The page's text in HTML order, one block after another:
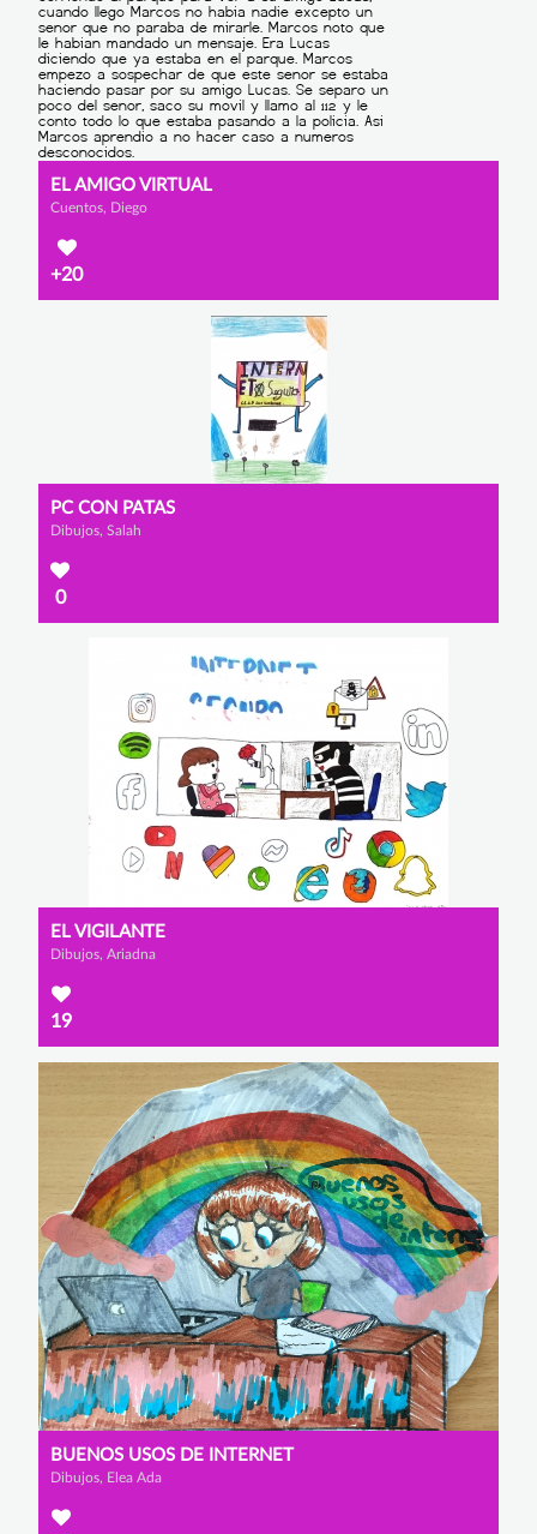
EL AMIGO VIRTUAL
Cuentos, Diego
+20
PC CON PATAS
Dibujos, Salah
0
EL VIGILANTE
Dibujos, Ariadna
19
BUENOS USOS DE INTERNET
Dibujos, Elea Ada